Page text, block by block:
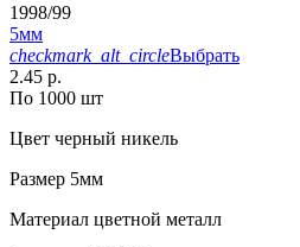
1998/99
5мм
checkmark_alt_circleВыбрать
2.45 р.
По 1000 шт
Цвет черный никель
Размер 5мм
Материал цветной металл